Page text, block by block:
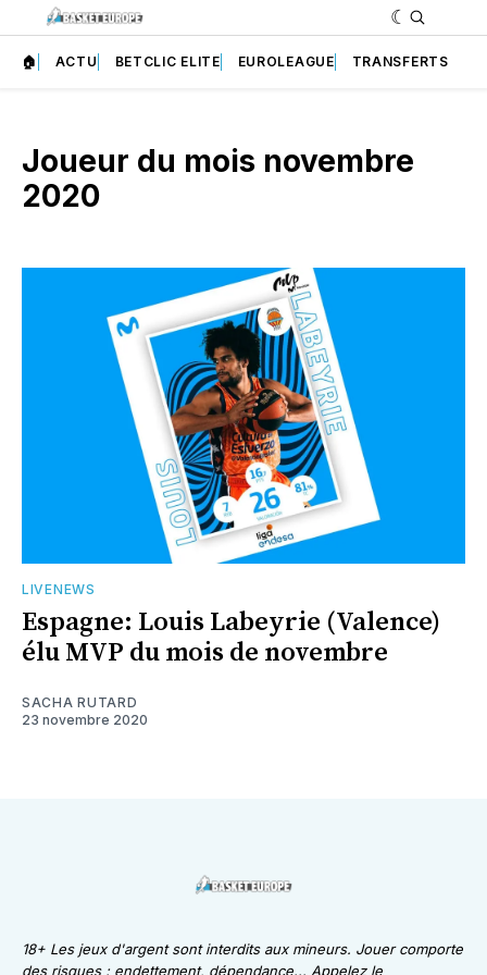
🏠 ACTU BETCLIC ELITE EUROLEAGUE TRANSFERTS
Joueur du mois novembre
2020
LIVENEWS
Espagne: Louis Labeyrie (Valence)
élu MVP du mois de novembre
SACHA RUTARD
23 novembre 2020
18+ Les jeux d'argent sont interdits aux mineurs. Jouer comporte
des risques : endettement, dépendance... Appelez le